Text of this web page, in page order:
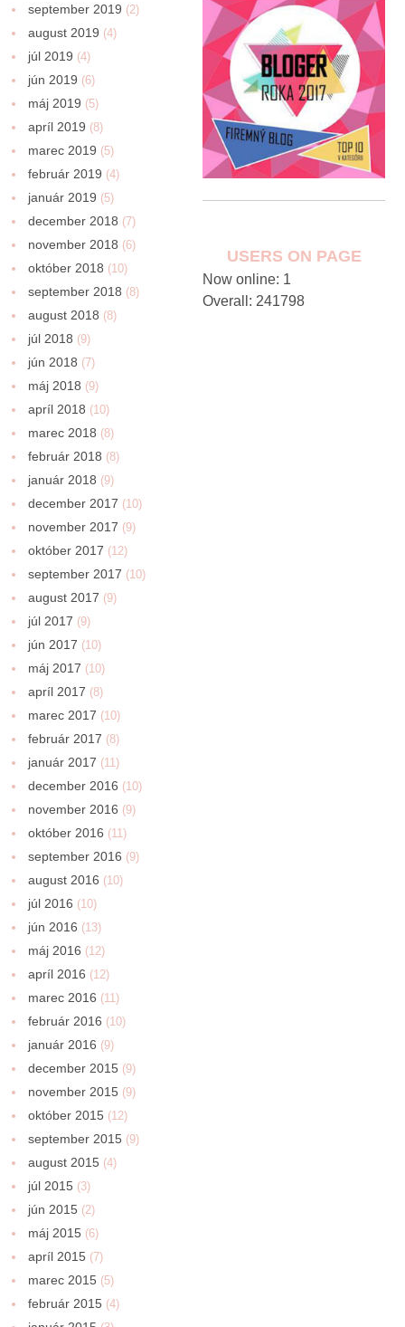
september 2019 (2)
august 2019 (4)
júl 2019 (4)
jún 2019 (6)
máj 2019 (5)
apríl 2019 (8)
marec 2019 (5)
február 2019 (4)
január 2019 (5)
december 2018 (7)
november 2018 (6)
október 2018 (10)
september 2018 (8)
august 2018 (8)
júl 2018 (9)
jún 2018 (7)
máj 2018 (9)
apríl 2018 (10)
marec 2018 (8)
február 2018 (8)
január 2018 (9)
december 2017 (10)
november 2017 (9)
október 2017 (12)
september 2017 (10)
august 2017 (9)
júl 2017 (9)
jún 2017 (10)
máj 2017 (10)
apríl 2017 (8)
marec 2017 (10)
február 2017 (8)
január 2017 (11)
december 2016 (10)
november 2016 (9)
október 2016 (11)
september 2016 (9)
august 2016 (10)
júl 2016 (10)
jún 2016 (13)
máj 2016 (12)
apríl 2016 (12)
marec 2016 (11)
február 2016 (10)
január 2016 (9)
december 2015 (9)
november 2015 (9)
október 2015 (12)
september 2015 (9)
august 2015 (4)
júl 2015 (3)
jún 2015 (2)
máj 2015 (6)
apríl 2015 (7)
marec 2015 (5)
február 2015 (4)
USERS ON PAGE
Now online: 1
Overall: 241798